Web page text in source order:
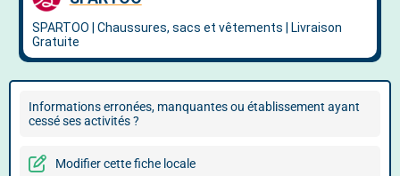
Informations erronées, manquantes ou établissement ayant
cessé ses activités ?
Modifier cette fiche locale